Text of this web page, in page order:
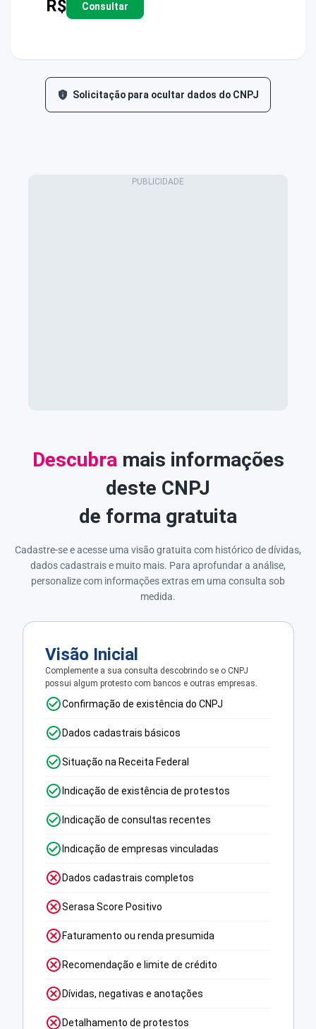
R$ Consultar
Solicitação para ocultar dados do CNPJ
Descubramais informações
deste CNPJ
de forma gratuita
Cadastre-se e acesse uma visão gratuita com histórico de dívidas,
dados cadastrais e muito mais. Para aprofundar a análise,
personalize com informações extras em uma consulta sob
medida.
Visão Inicial
Complemente a sua consulta descobrindo se o CNPJ
possui algum protesto com bancos e outras empresas.
Confirmação de existência do CNPJ
Dados cadastrais básicos
Situação na Receita Federal
Indicação de existência de protestos
Indicação de consultas recentes
Indicação de empresas vinculadas
Dados cadastrais completos
Serasa Score Positivo
Faturamento ou renda presumida
Recomendação e limite de crédito
Dívidas, negativas e anotações
Detalhamento de protestos